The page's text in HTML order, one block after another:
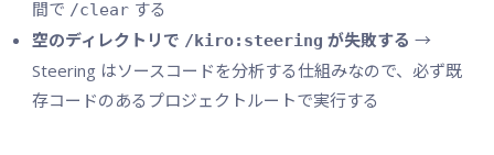
間で /clearする
空のディレクトリで /kiro:steering が失敗する →
Steering はソースコードを分析する仕組みなので、必ず既
存コードのあるプロジェクトルートで実行する